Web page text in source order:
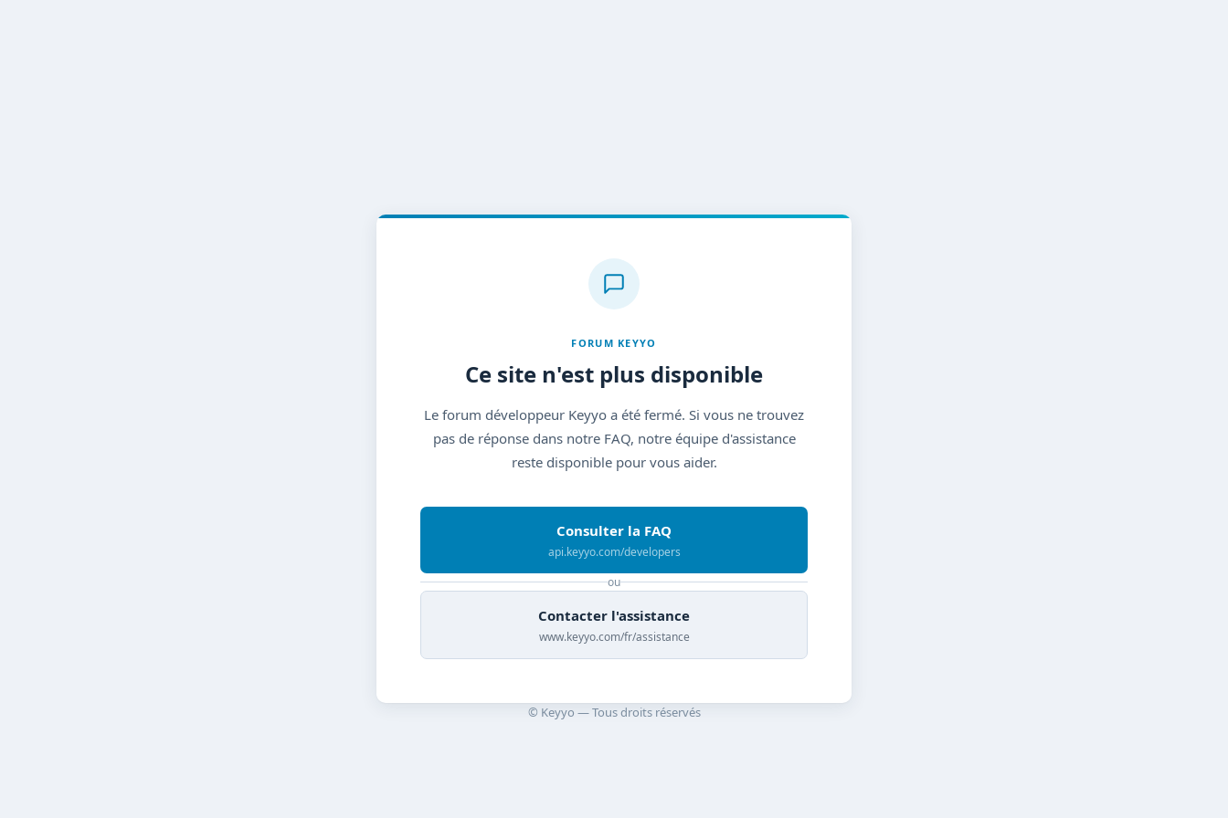
FORUM KEYYO
Ce site n'est plus disponible
Le forum développeur Keyyo a été fermé. Si vous ne trouvez
pas de réponse dans notre FAQ, notre équipe d'assistance
reste disponible pour vous aider.
Consulter la FAQ
api.keyyo.com/developers
ou
Contacter l'assistance
www.keyyo.com/fr/assistance
© Keyyo — Tous droits réservés